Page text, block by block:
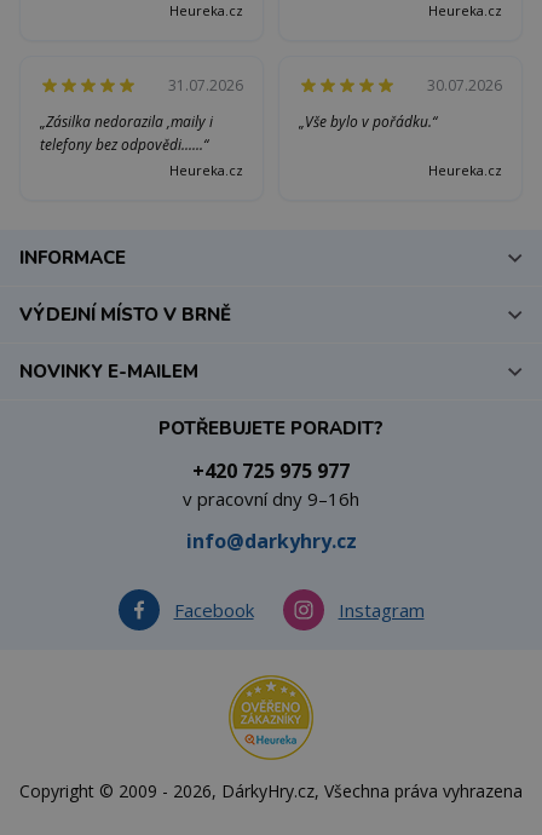
Heureka.cz Heureka.cz
31.07.2026
„Zásilka nedorazila ,maily i
telefony bez odpovědi......“
Heureka.cz
30.07.2026
„Vše bylo v pořádku.“
Heureka.cz
INFORMACE
VÝDEJNÍ MÍSTO V BRNĚ
POTŘEBUJETE PORADIT?
+420 725 975 977
v pracovní dny 9–16h
info@darkyhry.cz
Facebook Instagram
NOVINKY E-MAILEM
Copyright © 2009 - 2026, DárkyHry.cz, Všechna práva vyhrazena